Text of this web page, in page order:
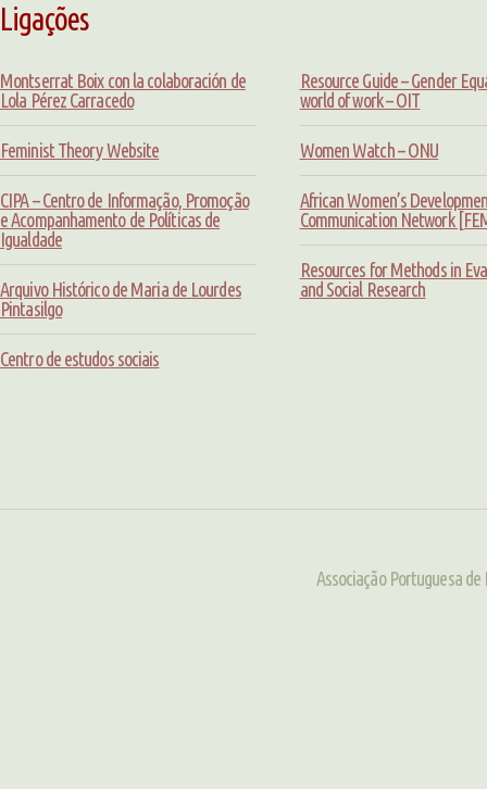
Ligações
Montserrat Boix con la colaboración de
Lola Pérez Carracedo
Feminist Theory Website
CIPA – Centro de Informação, Promoção
e Acompanhamento de Políticas de
Igualdade
Arquivo Histórico de Maria de Lourdes
Pintasilgo
Centro de estudos sociais
Resource Guide – Gender
world of work – OIT
Women Watch – ONU
African Women’s
Communication Network
Resources for Methods in
and Social Research
Associação Portuguesa